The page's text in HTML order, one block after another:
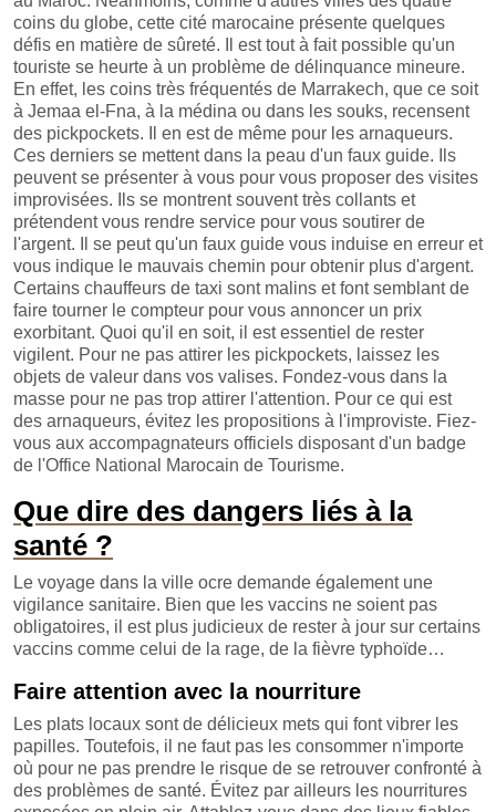
coins du globe, cette cité marocaine présente quelques
défis en matière de sûreté. Il est tout à fait possible qu'un
touriste se heurte à un problème de délinquance mineure.
En effet, les coins très fréquentés de Marrakech, que ce soit
à Jemaa el-Fna, à la médina ou dans les souks, recensent
des pickpockets. Il en est de même pour les arnaqueurs.
Ces derniers se mettent dans la peau d'un faux guide. Ils
peuvent se présenter à vous pour vous proposer des visites
improvisées. Ils se montrent souvent très collants et
prétendent vous rendre service pour vous soutirer de
l'argent. Il se peut qu'un faux guide vous induise en erreur et
vous indique le mauvais chemin pour obtenir plus d'argent.
Certains chauffeurs de taxi sont malins et font semblant de
faire tourner le compteur pour vous annoncer un prix
exorbitant. Quoi qu'il en soit, il est essentiel de rester
vigilent. Pour ne pas attirer les pickpockets, laissez les
objets de valeur dans vos valises. Fondez-vous dans la
masse pour ne pas trop attirer l'attention. Pour ce qui est
des arnaqueurs, évitez les propositions à l'improviste. Fiez-
vous aux accompagnateurs officiels disposant d'un badge
de l'Office National Marocain de Tourisme.
Que dire des dangers liés à la
santé ?
Le voyage dans la ville ocre demande également une
vigilance sanitaire. Bien que les vaccins ne soient pas
obligatoires, il est plus judicieux de rester à jour sur certains
vaccins comme celui de la rage, de la fièvre typhoïde…
Faire attention avec la nourriture
Les plats locaux sont de délicieux mets qui font vibrer les
papilles. Toutefois, il ne faut pas les consommer n'importe
où pour ne pas prendre le risque de se retrouver confronté à
des problèmes de santé. Évitez par ailleurs les nourritures